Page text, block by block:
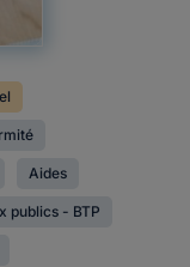
Aides
publics - BTP